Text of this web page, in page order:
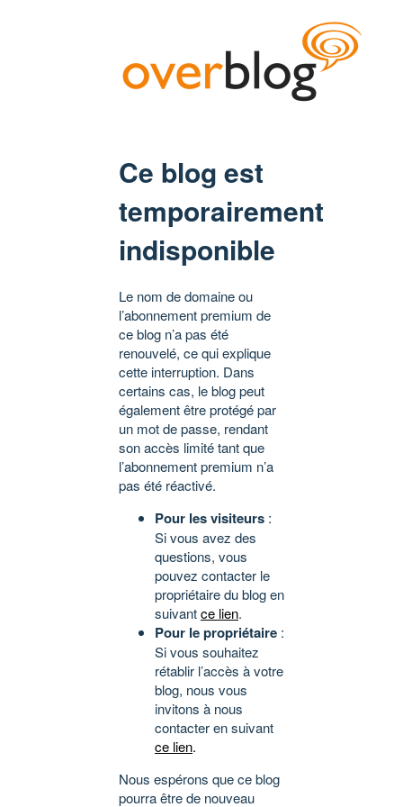
Ce blog est
temporairement
indisponible
Le nom de domaine ou
l’abonnement premium de
ce blog n’a pas été
renouvelé, ce qui explique
cette interruption. Dans
certains cas, le blog peut
également être protégé par
un mot de passe, rendant
son accès limité tant que
l’abonnement premium n’a
pas été réactivé.
Pour les visiteurs :
Si vous avez des
questions, vous
pouvez contacter le
propriétaire du blog en
suivantce lien.
Pour le propriétaire :
Si vous souhaitez
rétablir l’accès à votre
blog, nous vous
invitons à nous
contacter en suivant
ce lien.
Nous espérons que ce blog
pourra être de nouveau